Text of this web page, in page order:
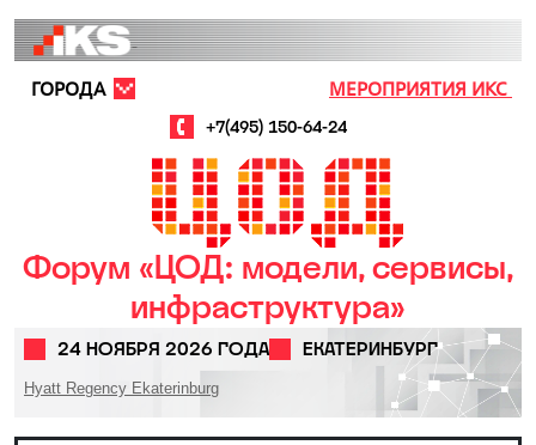
МЕРОПРИЯТИЯ ИКС
+7(495) 150-64-24
ГОРОДА
Форум «ЦОД: модели, сервисы,
инфраструктура»
24 НОЯБРЯ 2026 ГОДА ЕКАТЕРИНБУРГ
Hyatt Regency Ekaterinburg